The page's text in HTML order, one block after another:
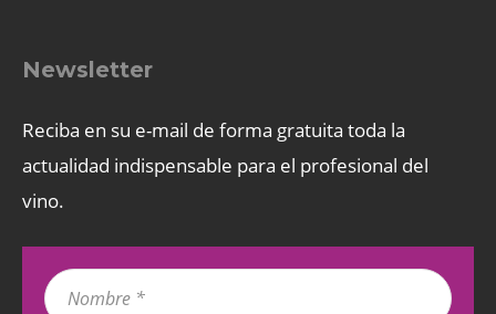
Newsletter
Reciba en su e-mail de forma gratuita toda la
actualidad indispensable para el profesional del
vino.